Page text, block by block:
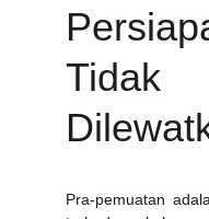
Pra-pemuatan